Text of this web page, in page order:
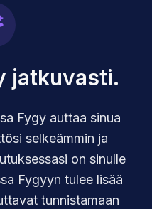
jatkuvasti.
Fygy auttaa sinua
selkeämmin ja
on sinulle
Fygyyn tulee lisää
tunnistamaan